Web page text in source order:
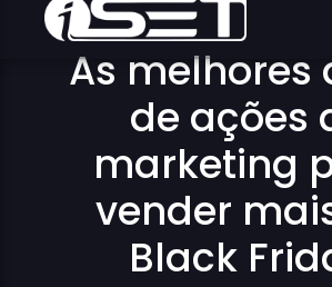
As melhores
de ações
marketing
vender
Black